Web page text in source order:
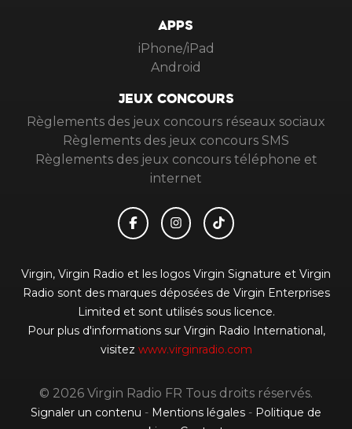
APPS
iPhone/iPad
Android
JEUX CONCOURS
Règlements des jeux concours réseaux sociaux
Règlements des jeux concours SMS
Règlements des jeux concours téléphone et
internet
Virgin, Virgin Radio et les logos Virgin Signature et Virgin
Radio sont des marques déposées de Virgin Enterprises
Limited et sont utilisés sous licence.
Pour plus d'informations sur Virgin Radio International,
visitez www.virginradio.com
© 2026 Virgin Radio FR Tous droits réservés.
Signaler un contenu - Mentions légales - Politique de